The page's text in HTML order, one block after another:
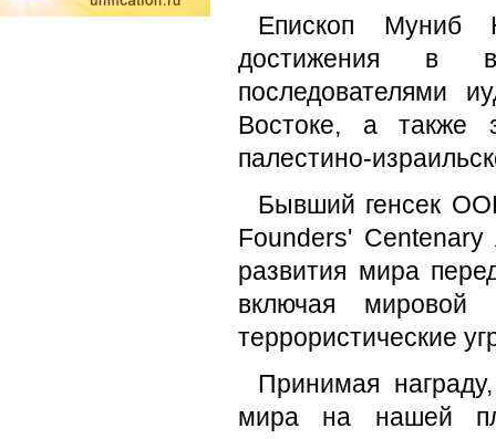
Епископ Муниб
достижения в
последователями
Востоке, а также
палестино-
Бывший генсек
Founders' Centenary
развития мира
включая мировой
террористические
Принимая
мира на нашей